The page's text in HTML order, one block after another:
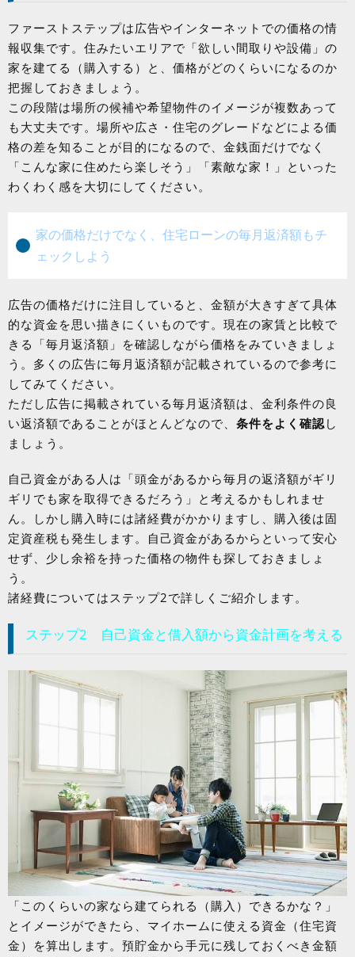
ファーストステップは広告やインターネットでの価格の情
報収集です。住みたいエリアで「欲しい間取りや設備」の
家を建てる（購入する）と、価格がどのくらいになるのか
把握しておきましょう。
この段階は場所の候補や希望物件のイメージが複数あって
も大丈夫です。場所や広さ・住宅のグレードなどによる価
格の差を知ることが目的になるので、金銭面だけでなく
「こんな家に住めたら楽しそう」「素敵な家！」といった
わくわく感を大切にしてください。
家の価格だけでなく、住宅ローンの毎月返済額もチ
ェックしよう
広告の価格だけに注目していると、金額が大きすぎて具体
的な資金を思い描きにくいものです。現在の家賃と比較で
きる「毎月返済額」を確認しながら価格をみていきましょ
う。多くの広告に毎月返済額が記載されているので参考に
してみてください。
ただし広告に掲載されている毎月返済額は、金利条件の良
い返済額であることがほとんどなので、 条件をよく確認し
ましょう。
自己資金がある人は「頭金があるから毎月の返済額がギリ
ギリでも家を取得できるだろう」と考えるかもしれませ
ん。しかし購入時には諸経費がかかりますし、購入後は固
定資産税も発生します。自己資金があるからといって安心
せず、少し余裕を持った価格の物件も探しておきましょ
う。
諸経費についてはステップ2で詳しくご紹介します。
ステップ2 自己資金と借入額から資金計画を考える
「このくらいの家なら建てられる（購入）できるかな？」
とイメージができたら、マイホームに使える資金（住宅資
金）を算出します。預貯金から手元に残しておくべき金額